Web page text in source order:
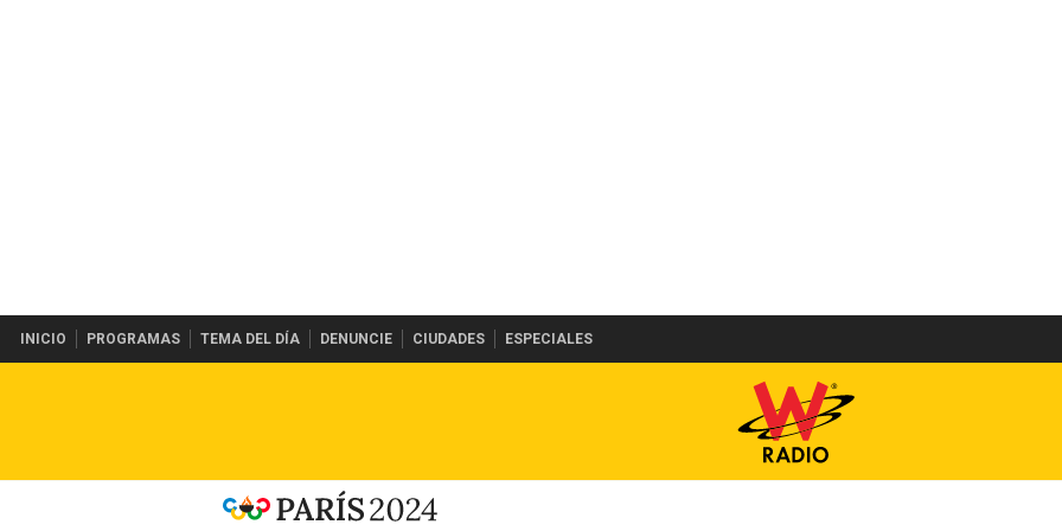
INICIO PROGRAMAS TEMA DEL DÍA DENUNCIE CIUDADES ESPECIALES